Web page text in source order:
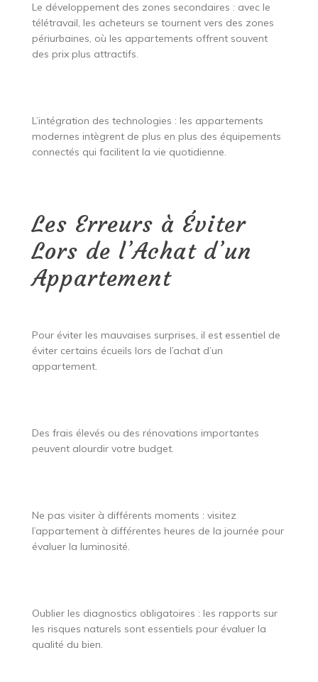
Le développement des zones secondaires : avec le
télétravail, les acheteurs se tournent vers des zones
périurbaines, où les appartements offrent souvent
des prix plus attractifs.
L’intégration des technologies : les appartements
modernes intègrent de plus en plus des équipements
connectés qui facilitent la vie quotidienne.
Les Erreurs à Éviter
Lors de l’Achat d’un
Appartement
Pour éviter les mauvaises surprises, il est essentiel de
éviter certains écueils lors de l’achat d’un
appartement.
Des frais élevés ou des rénovations importantes
peuvent alourdir votre budget.
Ne pas visiter à différents moments : visitez
l’appartement à différentes heures de la journée pour
évaluer la luminosité.
Oublier les diagnostics obligatoires : les rapports sur
les risques naturels sont essentiels pour évaluer la
qualité du bien.